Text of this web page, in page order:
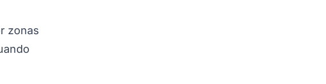
zonas